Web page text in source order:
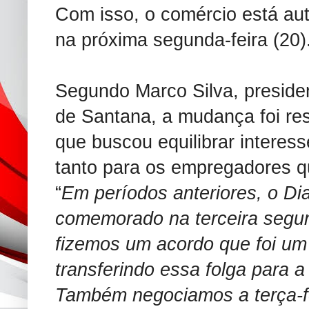
Com isso, o comércio está
na próxima segunda-feira
Segundo Marco Silva,
de Santana, a mudança foi
que buscou equilibrar
tanto para os empregadores
“Em períodos anteriores, o
comemorado na terceira
fizemos um acordo que foi
transferindo essa folga para
Também negociamos a